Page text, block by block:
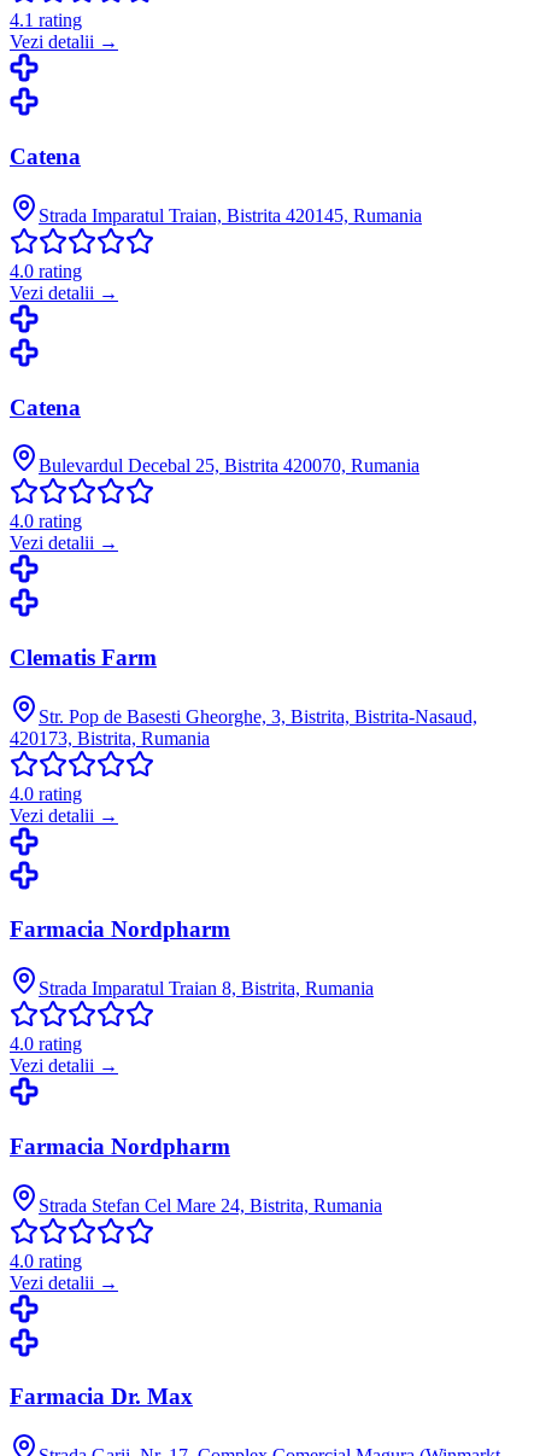
4.1 rating
Vezi detalii →
Catena
Strada Imparatul Traian, Bistrita 420145, Rumania
4.0 rating
Vezi detalii →
Catena
Bulevardul Decebal 25, Bistrita 420070, Rumania
4.0 rating
Vezi detalii →
Clematis Farm
Str. Pop de Basesti Gheorghe, 3, Bistrita, Bistrita-Nasaud,
420173, Bistrita, Rumania
4.0 rating
Vezi detalii →
Farmacia Nordpharm
Strada Imparatul Traian 8, Bistrita, Rumania
4.0 rating
Vezi detalii →
Farmacia Nordpharm
Strada Stefan Cel Mare 24, Bistrita, Rumania
4.0 rating
Vezi detalii →
Farmacia Dr. Max